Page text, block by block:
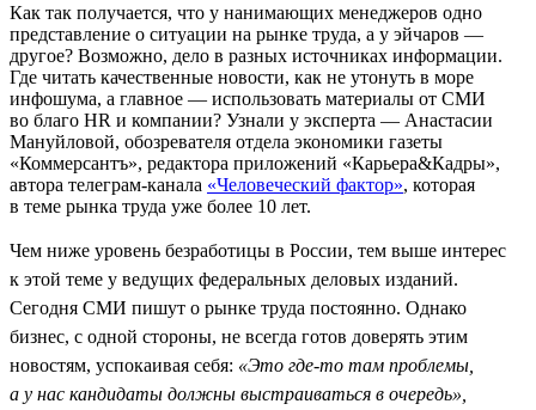
Как так получается, что у нанимающих менеджеров одно
представление о ситуации на рынке труда, а у эйчаров —
другое? Возможно, дело в разных источниках информации.
Где читать качественные новости, как не утонуть в море
инфошума, а главное — использовать материалы от СМИ
во благо HR и компании? Узнали у эксперта — Анастасии
Мануйловой, обозревателя отдела экономики газеты
«Коммерсантъ», редактора приложений «Карьера&Кадры»,
автора телеграм-канала «Человеческий фактор», которая
в теме рынка труда уже более 10 лет.
Чем ниже уровень безработицы в России, тем выше интерес
к этой теме у ведущих федеральных деловых изданий.
Сегодня СМИ пишут о рынке труда постоянно. Однако
бизнес, с одной стороны, не всегда готов доверять этим
новостям, успокаивая себя: «Это где-то там проблемы,
а у нас кандидаты должны выстраиваться в очередь»,